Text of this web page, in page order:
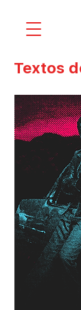
Textos